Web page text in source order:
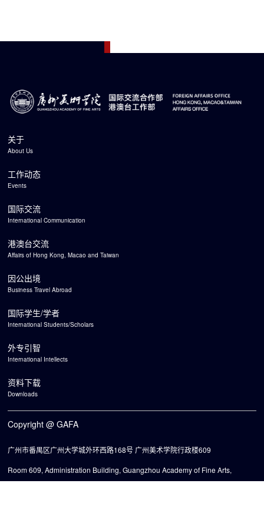
关于
About Us
工作动态
Events
国际交流
International Communication
港澳台交流
Affairs of Hong Kong, Macao and Taiwan
因公出境
Business Travel Abroad
国际学生/学者
International Students/Scholars
外专引智
International Intellects
资料下载
Downloads
Copyright @ GAFA
广州市番禺区广州大学城外环西路168号 广州美术学院行政楼609
Room 609, Administration Building, Guangzhou Academy of Fine Arts,
No. 168, Waihuan West Road, Guangzhou University Town, Panyu District,